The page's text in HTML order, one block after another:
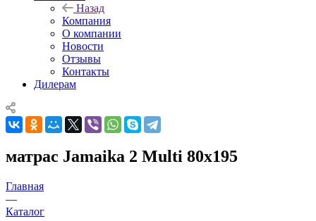
Назад
Компания
О компании
Новости
Отзывы
Контакты
Дилерам
матрас Jamaika 2 Multi 80x195
Главная
—
Каталог